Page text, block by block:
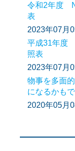
令和2年度
表
2023年07月
平成31年度
照表
2023年07月
物事を多面
になるかも
2020年05月